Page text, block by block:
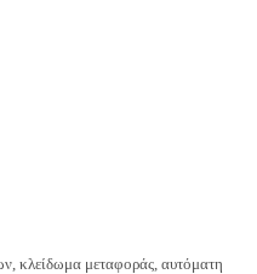
κλείδωμα μεταφοράς, αυτόματη